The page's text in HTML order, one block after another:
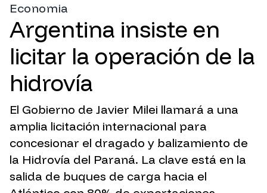
Economia
Argentina insiste en
licitar la operación de la
hidrovía
El Gobierno de Javier Milei llamará a una
amplia licitación internacional para
concesionar el dragado y balizamiento de
la Hidrovía del Paraná. La clave está en la
salida de buques de carga hacia el